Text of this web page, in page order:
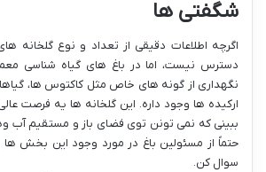
شگفتی ها
اگرچه اطلاعات دقیقی از تعداد و نوع گلخانه
دسترس نیست، اما در باغ های گیاه شناسی
نگهداری از گونه های خاص مثل کاکتوس ها،
ارکیده ها وجود داره. این گلخانه ها یه فرصت
ببینی که نمی تونن توی فضای باز و مستقیم آب
حتماً از مسئولین باغ در مورد وجود این بخش ها
سوال کن.